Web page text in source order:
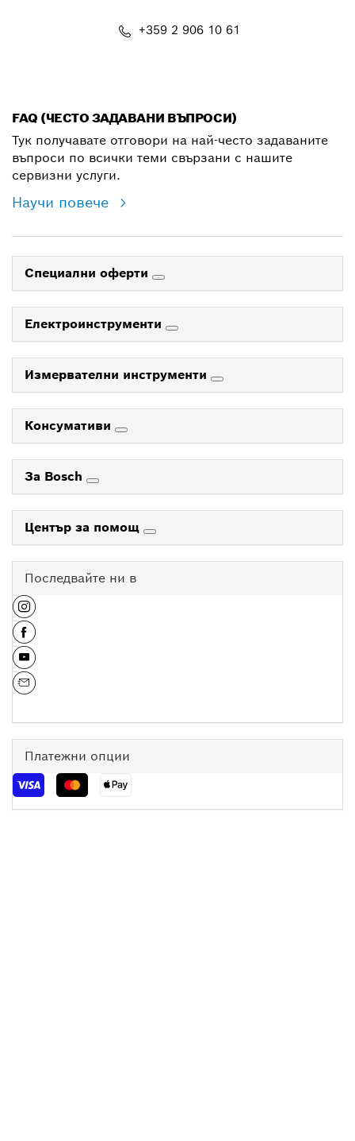
+359 2 906 10 61
FAQ (ЧЕСТО ЗАДАВАНИ ВЪПРОСИ)
Тук получавате отговори на най-често задаваните
въпроси по всички теми свързани с нашите
сервизни услуги.
Научи повече
Специални оферти
Електроинструменти
Измервателни инструменти
Консумативи
За Bosch
Център за помощ
Последвайте ни в
Платежни опции